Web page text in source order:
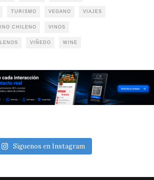
TURISMO VEGANO VIAJES
CHILENO VINOS
VIÑEDO WINE
Síguenos en Instagram